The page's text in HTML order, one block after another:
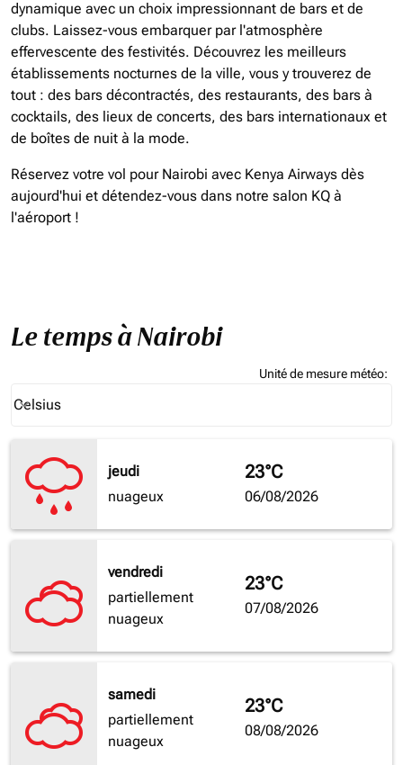
dynamique avec un choix impressionnant de bars et de
clubs. Laissez-vous embarquer par l'atmosphère
effervescente des festivités. Découvrez les meilleurs
établissements nocturnes de la ville, vous y trouverez de
tout : des bars décontractés, des restaurants, des bars à
cocktails, des lieux de concerts, des bars internationaux et
de boîtes de nuit à la mode.
Réservez votre vol pour Nairobi avec Kenya Airways dès
aujourd'hui et détendez-vous dans notre salon KQ à
l'aéroport !
Le temps à Nairobi
Unité de mesure météo:
Celsius
keyboard_arrow_down
jeudi
nuageux
23°C
06/08/2026
vendredi
partiellement
nuageux
23°C
07/08/2026
samedi
partiellement
nuageux
23°C
08/08/2026